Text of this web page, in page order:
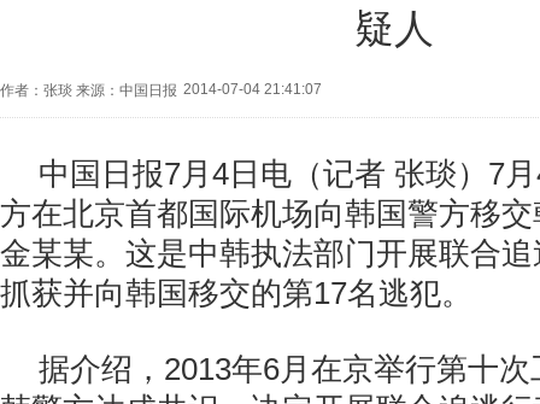
疑人
作者：张琰 来源：中国日报 2014-07-04 21:41:07
中国日报7月4日电（记者 张琰）7
方在北京首都国际机场向韩国警方移
金某某。这是中韩执法部门开展联合
抓获并向韩国移交的第17名逃犯。
据介绍，2013年6月在京举行第十